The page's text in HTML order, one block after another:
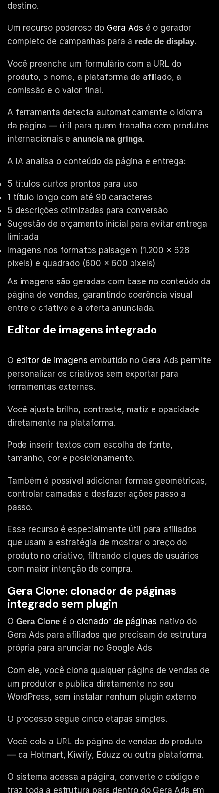
destino.
Um recurso poderoso do Gera Ads é o gerador
completo de campanhas para a rede de display.
Você preenche um formulário com a URL do
produto, o nome, a plataforma de afiliado, a
comissão e o valor final.
A ferramenta detecta automaticamente o idioma
da página — útil para quem trabalha com produtos
internacionais e anuncia na gringa.
A IA analisa o conteúdo da página e entrega:
5 títulos curtos prontos para uso
1 título longo com até 90 caracteres
5 descrições otimizadas para conversão
Sugestão de orçamento inicial para evitar entrega
limitada
Imagens nos formatos paisagem (1.200 x 628
pixels) e quadrado (600 x 600 pixels)
As imagens são geradas com base no conteúdo da
página de vendas, garantindo coerência visual
entre o criativo e a oferta anunciada.
Editor de imagens integrado
O editor de imagens embutido no Gera Ads permite
personalizar os criativos sem exportar para
ferramentas externas.
Você ajusta brilho, contraste, matiz e opacidade
diretamente na plataforma.
Pode inserir textos com escolha de fonte,
tamanho, cor e posicionamento.
Também é possível adicionar formas geométricas,
controlar camadas e desfazer ações passo a
passo.
Esse recurso é especialmente útil para afiliados
que usam a estratégia de mostrar o preço do
produto no criativo, filtrando cliques de usuários
com maior intenção de compra.
Gera Clone: clonador de páginas
integrado sem plugin
O Gera Clone é o clonador de páginas nativo do
Gera Ads para afiliados que precisam de estrutura
própria para anunciar no Google Ads.
Com ele, você clona qualquer página de vendas de
um produtor e publica diretamente no seu
WordPress, sem instalar nenhum plugin externo.
O processo segue cinco etapas simples.
Você cola a URL da página de vendas do produto
— da Hotmart, Kiwify, Eduzz ou outra plataforma.
O sistema acessa a página, converte o código e
traz toda a estrutura para dentro do Gera Ads em